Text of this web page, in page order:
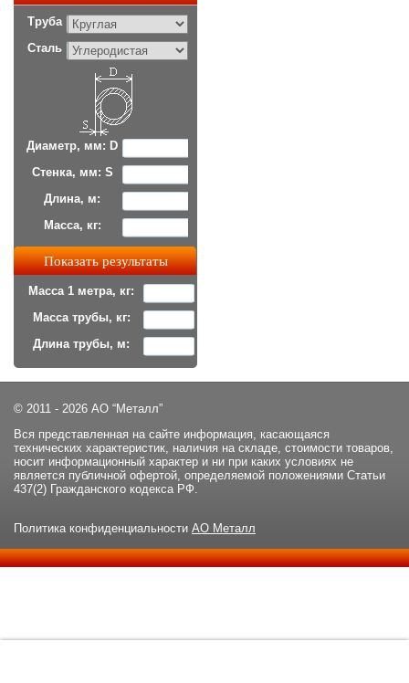
Труба
Сталь
Диаметр, мм: D
Стенка, мм: S
Длина, м:
Масса, кг:
Масса 1 метра, кг:
Масса трубы, кг:
Длина трубы, м:
© 2011 - 2026 АО “Металл”
Вся представленная на сайте информация, касающаяся
технических характеристик, наличия на складе, стоимости товаров,
носит информационный характер и ни при каких условиях не
является публичной офертой, определяемой положениями Статьи
437(2) Гражданского кодекса РФ.
Политика конфиденциальности АО Металл